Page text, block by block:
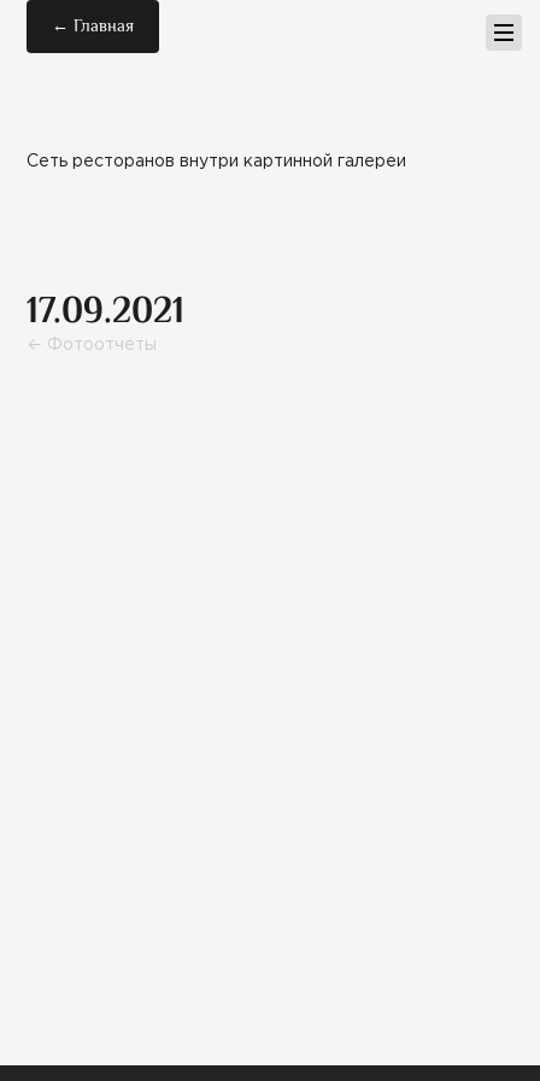
← Главная
Сеть ресторанов внутри картинной галереи
17.09.2021
← Фотоотчеты